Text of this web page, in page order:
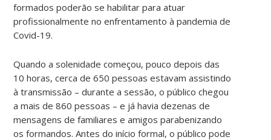
formados poderão se habilitar para atuar
profissionalmente no enfrentamento à pandemia de
Covid-19.
Quando a solenidade começou, pouco depois das
10 horas, cerca de 650 pessoas estavam assistindo
à transmissão – durante a sessão, o público chegou
a mais de 860 pessoas – e já havia dezenas de
mensagens de familiares e amigos parabenizando
os formandos. Antes do início formal, o público pode